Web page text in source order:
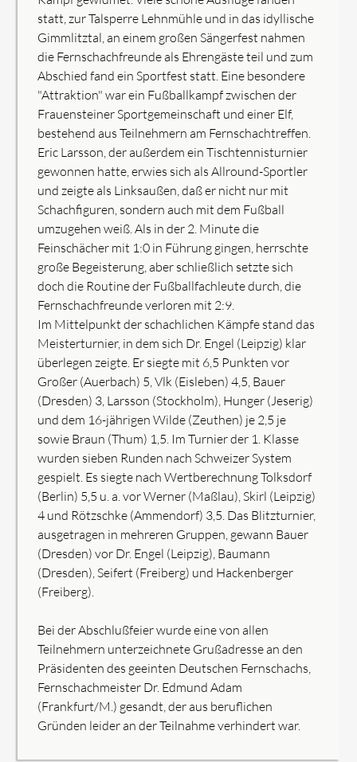
statt, zur Talsperre Lehnmühle und in das idyllische
Gimmlitztal, an einem großen Sängerfest nahmen
die Fernschachfreunde als Ehrengäste teil und zum
Abschied fand ein Sportfest statt. Eine besondere
"Attraktion" war ein Fußballkampf zwischen der
Frauensteiner Sportgemeinschaft und einer Elf,
bestehend aus Teilnehmern am Fernschachtreffen.
Eric Larsson, der außerdem ein Tischtennisturnier
gewonnen hatte, erwies sich als Allround-Sportler
und zeigte als Linksaußen, daß er nicht nur mit
Schachfiguren, sondern auch mit dem Fußball
umzugehen weiß. Als in der 2. Minute die
Feinschächer mit 1:0 in Führung gingen, herrschte
große Begeisterung, aber schließlich setzte sich
doch die Routine der Fußballfachleute durch, die
Fernschachfreunde verloren mit 2:9.
Im Mittelpunkt der schachlichen Kämpfe stand das
Meisterturnier, in dem sich Dr. Engel (Leipzig) klar
überlegen zeigte. Er siegte mit 6,5 Punkten vor
Großer (Auerbach) 5, Vlk (Eisleben) 4,5, Bauer
(Dresden) 3, Larsson (Stockholm), Hunger (Jeserig)
und dem 16-jährigen Wilde (Zeuthen) je 2,5 je
sowie Braun (Thum) 1,5. Im Turnier der 1. Klasse
wurden sieben Runden nach Schweizer System
gespielt. Es siegte nach Wertberechnung Tolksdorf
(Berlin) 5,5 u. a. vor Werner (Maßlau), Skirl (Leipzig)
4 und Rötzschke (Ammendorf) 3,5. Das Blitzturnier,
ausgetragen in mehreren Gruppen, gewann Bauer
(Dresden) vor Dr. Engel (Leipzig), Baumann
(Dresden), Seifert (Freiberg) und Hackenberger
(Freiberg).
Bei der Abschlußfeier wurde eine von allen
Teilnehmern unterzeichnete Grußadresse an den
Präsidenten des geeinten Deutschen Fernschachs,
Fernschachmeister Dr. Edmund Adam
(Frankfurt/M.) gesandt, der aus beruflichen
Gründen leider an der Teilnahme verhindert war.